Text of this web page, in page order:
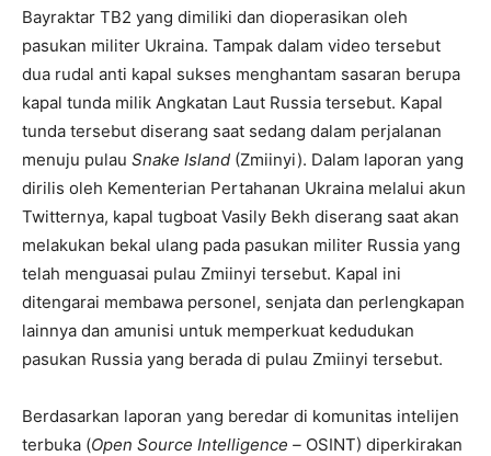
Bayraktar TB2 yang dimiliki dan dioperasikan oleh
pasukan militer Ukraina. Tampak dalam video tersebut
dua rudal anti kapal sukses menghantam sasaran berupa
kapal tunda milik Angkatan Laut Russia tersebut. Kapal
tunda tersebut diserang saat sedang dalam perjalanan
menuju pulau Snake Island (Zmiinyi). Dalam laporan yang
dirilis oleh Kementerian Pertahanan Ukraina melalui akun
Twitternya, kapal tugboat Vasily Bekh diserang saat akan
melakukan bekal ulang pada pasukan militer Russia yang
telah menguasai pulau Zmiinyi tersebut. Kapal ini
ditengarai membawa personel, senjata dan perlengkapan
lainnya dan amunisi untuk memperkuat kedudukan
pasukan Russia yang berada di pulau Zmiinyi tersebut.
Berdasarkan laporan yang beredar di komunitas intelijen
terbuka (Open Source Intelligence – OSINT) diperkirakan